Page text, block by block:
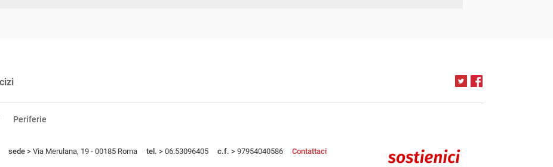
Periferie
sede > Via Merulana, 19 - 00185 Roma tel. > 06.53096405 c.f. > 97954040586 Contattaci